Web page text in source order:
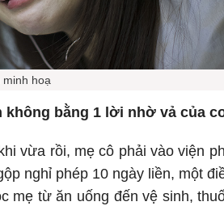
minh hoạ
không bằng 1 lời nhờ vả của
vừa rồi, mẹ cô phải vào viện
nghỉ phép 10 ngày liền, một
mẹ từ ăn uống đến vệ sinh,